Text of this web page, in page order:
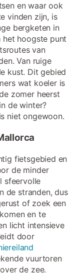
en waar ook
vinden zijn, is
bergketen in
het hoogste punt
van
Van ruige
kust. Dit gebied
wat koeler is
zomer heerst
de winter?
niet ongewoon.
fietsgebied en
de minder
sfeervolle
de stranden, dus
of zoek een
en te
licht intensieve
door
vuurtoren
de zee.